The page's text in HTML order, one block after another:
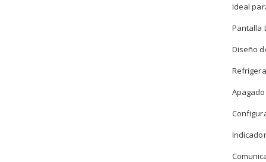
Ideal
Pantalla
Diseño